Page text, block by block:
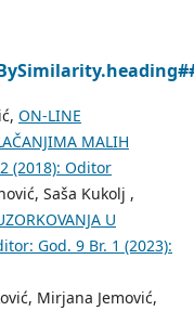
ON-LINE
MALIH
(2018): Oditor
Saša Kukolj ,
U
God. 9 Br. 1 (2023):
Mirjana Jemović,